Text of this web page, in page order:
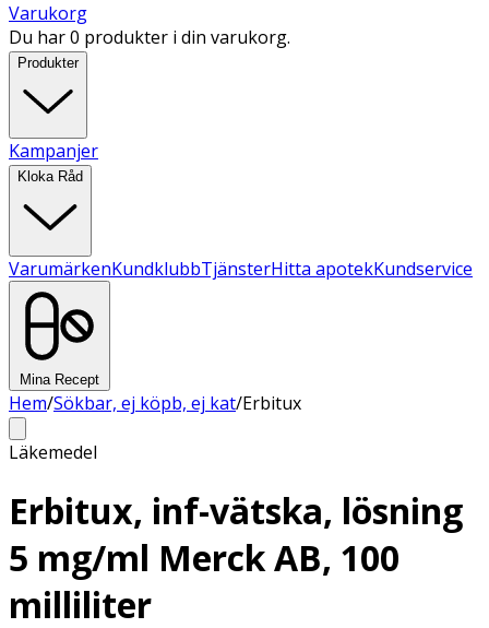
Varukorg
Du har 0 produkter i din varukorg.
Produkter
Kampanjer
Kloka Råd
VarumärkenKundklubbTjänsterHitta apotekKundservice
Mina Recept
Hem/Sökbar, ej köpb, ej kat/Erbitux
Läkemedel
Erbitux, inf-vätska, lösning
5 mg/ml Merck AB, 100
milliliter